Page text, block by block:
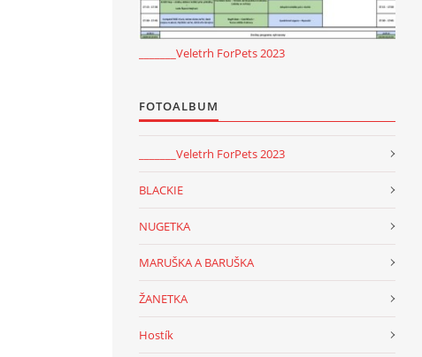
_______Veletrh ForPets 2023
FOTOALBUM
_______Veletrh ForPets 2023
BLACKIE
NUGETKA
MARUŠKA A BARUŠKA
ŽANETKA
Hostík